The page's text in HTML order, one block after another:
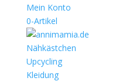
Mein Konto
0-Artikel
Nähkästchen
Upcycling
Kleidung